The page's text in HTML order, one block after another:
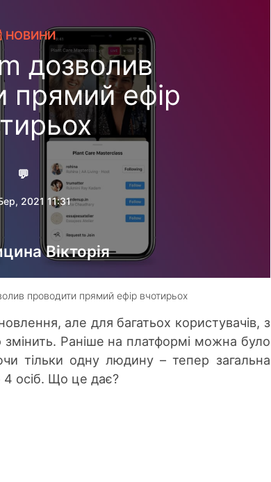
НОВИНИ
дозволив
прямий ефір
💬
2021 11:31
Вікторія
проводити прямий ефір вчотирьох
але для багатьох користувачів, з
Раніше на платформі можна було
тільки одну людину – тепер загальна
4 осіб. Що це дає?